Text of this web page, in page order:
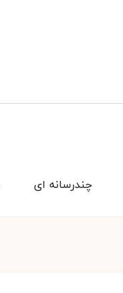
چندرسانه ای